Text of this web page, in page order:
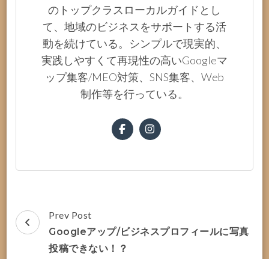
のトップクラスローカルガイドとし
て、地域のビジネスをサポートする活
動を続けている。シンプルで現実的、
実践しやすくて再現性の高いGoogleマ
ップ集客/MEO対策、SNS集客、Web
制作等を行っている。
Post
Navigation
Prev Post
Googleアップ/ビジネスプロフィールに写真
投稿できない！？